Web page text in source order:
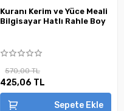
Kuranı Kerim ve Yüce Meali
Bilgisayar Hatlı Rahle Boy
570,00 TL
425,06 TL
Sepete Ekle